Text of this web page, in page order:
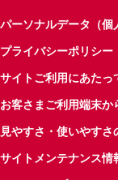
パーソナルデータ（個
プライバシーポリシー
サイトご利用にあたっ
お客さまご利用端末か
見やすさ・使いやすさ
サイトメンテナンス情